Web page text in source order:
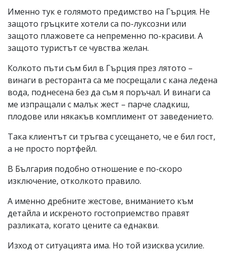
Именно тук е голямото предимство на Гърция. Не
защото гръцките хотели са по-луксозни или
защото плажовете са непременно по-красиви. А
защото туристът се чувства желан.
Колкото пъти съм бил в Гърция през лятото –
винаги в ресторанта са ме посрещали с кана ледена
вода, поднесена без да съм я поръчал. И винаги са
ме изпращали с малък жест – парче сладкиш,
плодове или някакъв комплимент от заведението.
Така клиентът си тръгва с усещането, че е бил гост,
а не просто портфейл.
В България подобно отношение е по-скоро
изключение, отколкото правило.
А именно дребните жестове, вниманието към
детайла и искреното гостоприемство правят
разликата, когато цените са еднакви.
Изход от ситуацията има. Но той изисква усилие.